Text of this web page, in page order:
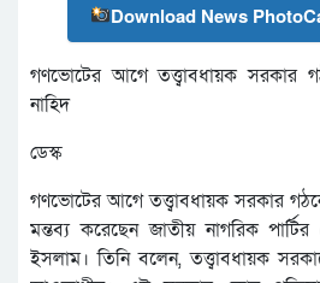
Download News
গণভোটের আগে তত্ত্বাবধায়ক
নাহিদ
ডেস্ক
গণভোটের আগে তত্ত্বাবধায়ক সরকার
মন্তব্য করেছেন জাতীয় নাগরিক
ইসলাম। তিনি বলেন, তত্ত্বাবধায়ক